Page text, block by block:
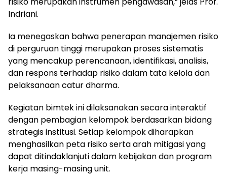
Indriani.
Ia menegaskan bahwa penerapan manajemen risiko
di perguruan tinggi merupakan proses sistematis
yang mencakup perencanaan, identifikasi, analisis,
dan respons terhadap risiko dalam tata kelola dan
pelaksanaan catur dharma.
Kegiatan bimtek ini dilaksanakan secara interaktif
dengan pembagian kelompok berdasarkan bidang
strategis institusi. Setiap kelompok diharapkan
menghasilkan peta risiko serta arah mitigasi yang
dapat ditindaklanjuti dalam kebijakan dan program
kerja masing-masing unit.